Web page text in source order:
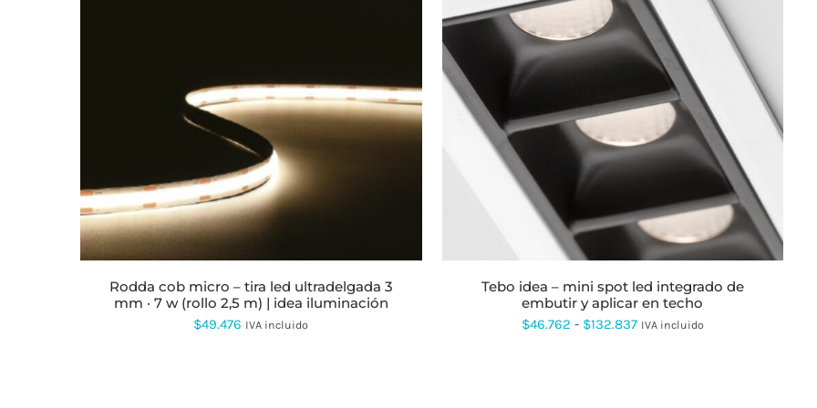
ESTE
PRODUCTO
TIENE
MÚLTIPLES
VARIANTES.
LAS
OPCIONES
SE
PUEDEN
PÁGINA
DE
PRODUCTO
rodda cob micro – tira led ultradelgada 3
mm · 7 w (rollo 2,5 m) | idea iluminación
$49.476 IVA incluido
PRODUCTO
MÚLTIPLES
VARIANTES.
LAS
PUEDEN
ELEGIR
PÁGINA
DE
PRODUCTO
tebo idea – mini spot led integrado de
embutir y aplicar en techo
$46.762 - $132.837Rango
IVA incluido